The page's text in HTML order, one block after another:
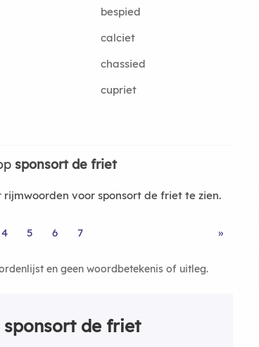
bespied
calciet
chassied
cupriet
sponsort de friet
voor sponsort de friet te zien.
4 5 6 7 »
en geen woordbetekenis of uitleg.
sponsort de friet